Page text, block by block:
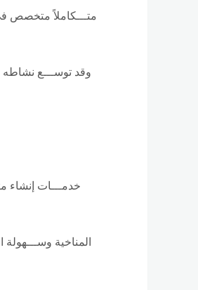
متـــكاملاً متخصص
وقد توســـع نشاطه
خدمـــات إنشاء
المناخية